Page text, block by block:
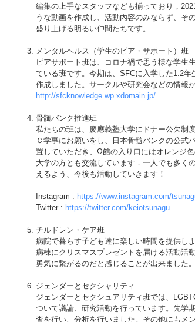
編集の上手なスタッフなども揃っており，
うな動画を作成し、活動内容のみならず、そ
盛り上げる明るい仲間たちです。
メンタルヘルス（学生のピア・サポート）班
ピアサポート班は、コロナ禍で思う様な学生
ている班です。今期は、SFCに入学した1.2
作成しました。サークルや研究会などの情報
http://sfcknowledge.wp.xdomain.jp/
骨髄バンク推進班
私たちの班は、慶應義塾大学にドナー公欠制
Ｃ学事にお願いをし、日本骨髄バンクの公式
置していただき、Ω館の入り口にはオレンジ
大学の方とも交流しています．一人でも多く
えるよう、今後も活動していきます！
Instagram : https://www.instagram.com/
Twitter : https://twitter.com/keiotsunagu
チルドレン・ケア班
病院で暮らす子ども達に楽しい時間を提供し
病棟にクリスマスプレゼントを届ける活動活
勇気に繋がるのだと感じることが出来ました。
ジェンダーとセクシャリティ
ジェンダーとセクシュアリティ班では、
ついて議論、研究活動を行っています。先学
査を行い、分析を行いました。その他にもメ